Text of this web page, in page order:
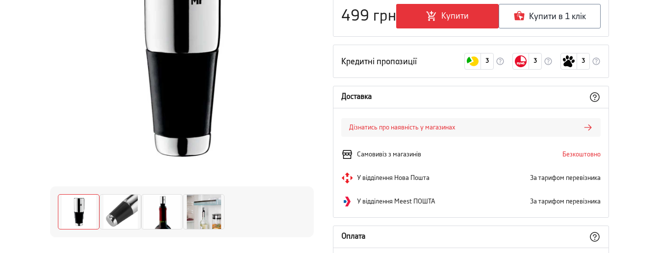
499 грн Купити Купити в 1 клiк
Кредитні пропозиції 3 3 3
Доставка
Дізнатись про наявність у магазинах
Самовивіз з магазинів Безкоштовно
У відділення Нова Пошта За тарифом перевізника
У відділення Meest ПОШТА За тарифом перевізника
Оплата